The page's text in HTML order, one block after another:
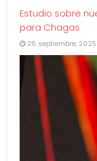
Estudio sobre
para Chagas
26 septiembre, 2025